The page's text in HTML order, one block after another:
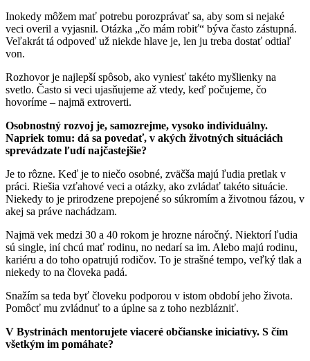
Inokedy môžem mať potrebu porozprávať sa, aby som si nejaké
veci overil a vyjasnil. Otázka „čo mám robiť“ býva často zástupná.
Veľakrát tá odpoveď už niekde hlave je, len ju treba dostať odtiaľ
von.
Rozhovor je najlepší spôsob, ako vyniesť takéto myšlienky na
svetlo. Často si veci ujasňujeme až vtedy, keď počujeme, čo
hovoríme – najmä extroverti.
Osobnostný rozvoj je, samozrejme, vysoko individuálny.
Napriek tomu: dá sa povedať, v akých životných situáciách
sprevádzate ľudí najčastejšie?
Je to rôzne. Keď je to niečo osobné, zväčša majú ľudia pretlak v
práci. Riešia vzťahové veci a otázky, ako zvládať takéto situácie.
Niekedy to je prirodzene prepojené so súkromím a životnou fázou, v
akej sa práve nachádzam.
Najmä vek medzi 30 a 40 rokom je hrozne náročný. Niektorí ľudia
sú single, iní chcú mať rodinu, no nedarí sa im. Alebo majú rodinu,
kariéru a do toho opatrujú rodičov. To je strašné tempo, veľký tlak a
niekedy to na človeka padá.
Snažím sa teda byť človeku podporou v istom období jeho života.
Pomôcť mu zvládnuť to a úplne sa z toho nezblázniť.
V Bystrinách mentorujete viaceré občianske iniciatívy. S čím
všetkým im pomáhate?